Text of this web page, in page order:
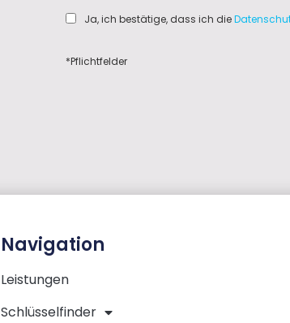
Ja, ich bestätige, dass ich die
*Pflichtfelder
Navigation
Leistungen
Schlüsselfinder